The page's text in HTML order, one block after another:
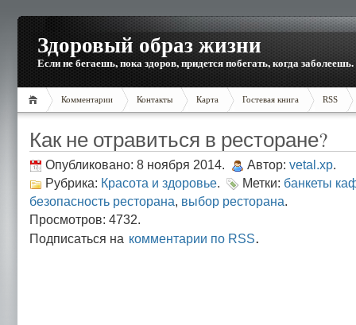
Здоровый образ жизни
Если не бегаешь, пока здоров, придется побегать, когда заболеешь.
Комментарии Контакты Карта Гостевая книга RSS
Как не отравиться в ресторане?
Опубликовано: 8 ноября 2014. Автор: vetal.xp.
Рубрика: Красота и здоровье. Метки: банкеты
безопасность ресторана, выбор ресторана.
Просмотров: 4732.
Подписаться на комментарии по RSS.